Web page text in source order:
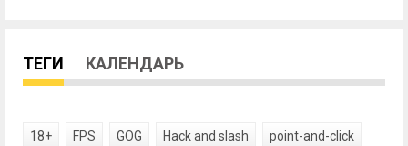
ТЕГИ КАЛЕНДАРЬ
18+ FPS GOG Hack and slash point-and-click